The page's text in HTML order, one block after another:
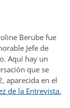
Berube fue
Jefe de
Aquí hay un
que se
aparecida en el
de la Entrevista.